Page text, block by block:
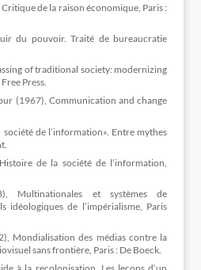
de la raison économique, Paris :
du pouvoir. Traité de bureaucratie
of traditional society: modernizing
Press.
(1967), Communication and change
de l’information». Entre mythes
de la société de l’information,
Multinationales et systèmes de
idéologiques de l’impérialisme, Paris
Mondialisation des médias contre la
sans frontière, Paris : De Boeck.